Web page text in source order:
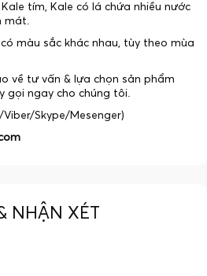
tím, Kale có lá chứa nhiều nước
mát.
màu sắc khác nhau, tùy theo mùa
về tư vấn & lựa chọn sản phẩm
gọi ngay cho chúng tôi.
Skype/Mesenger)
NHẬN XÉT